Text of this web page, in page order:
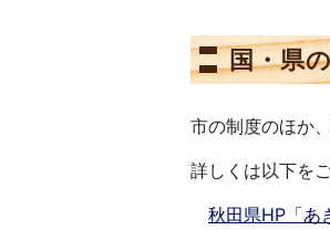
国・県
市の制度のほか
詳しくは以下を
秋田県HP「あ